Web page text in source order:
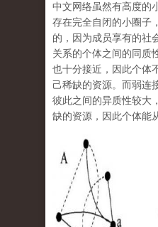
中文网络虽然有高度的
存在完全自闭的小圈子
的，因为成员享有的社
关系的个体之间的同质
也十分接近，因此个体
己稀缺的资源。而弱连
彼此之间的异质性较大
缺的资源，因此个体能